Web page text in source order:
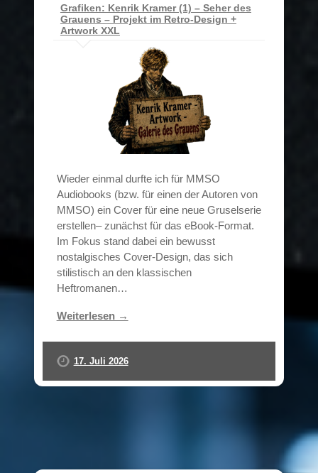
Grafiken: Kenrik Kramer (1) – Seher des
Grauens – Projekt im Retro-Design +
Artwork XXL
Wieder einmal durfte ich für MMSO
Audiobooks (bzw. für einen der Autoren von
MMSO) ein Cover für eine neue Gruselserie
erstellen– zunächst für das eBook-Format.
Im Fokus stand dabei ein bewusst
nostalgisches Cover-Design, das sich
stilistisch an den klassischen
Heftromanen…
Weiterlesen →
17. Juli 2026